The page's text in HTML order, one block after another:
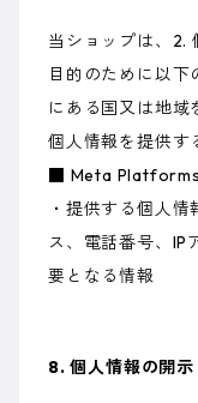
当ショップは、2.
目的のために以
にある国又は地域
個人情報を提供す
■ Meta Platforms,
・提供する個人
ス、電話番号、IP
要となる情報
8. 個人情報の開示